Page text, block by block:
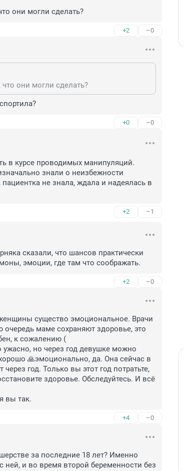
они могли сделать?
+2 –0
они могли сделать?
+0 –0
в курсе проводимых манипуляций.
знали о неизбежности
не знала, ждала и надеялась в
+2 –1
сказали, что шансов практически
эмоции, где там что соображать.
+2 –0
существо эмоциональное. Врачи
маме сохраняют здоровье, это
к сожалению (
ужасно, но через год девушке можно
🙏эмоционально, да. Она сейчас в
год. Только вы этот год потратьте,
здоровье. Обследуйтесь. И всё
вы так.
+4 –0
за последние 18 лет? Именно
ней, и во время второй беременности без